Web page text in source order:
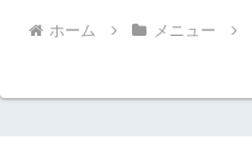
ホーム メニュー